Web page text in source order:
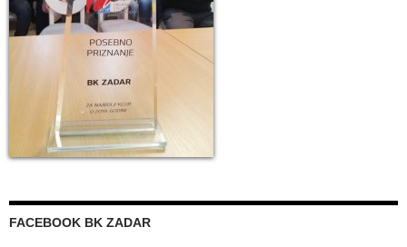
FACEBOOK BK ZADAR